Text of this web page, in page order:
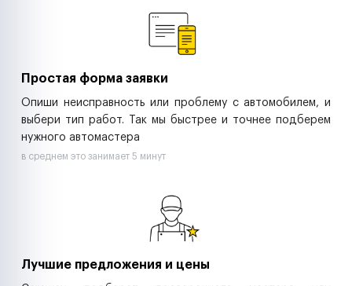
Простая форма заявки
Опиши неисправность или проблему с автомобилем, и
выбери тип работ. Так мы быстрее и точнее подберем
нужного автомастера
в среднем это занимает 5 минут
Лучшие предложения и цены